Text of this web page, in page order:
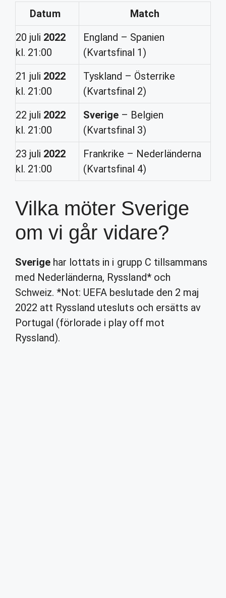
Datum
Match
20 juli 2022
kl. 21:00
England – Spanien
(Kvartsfinal 1)
21 juli 2022
kl. 21:00
Tyskland – Österrike
(Kvartsfinal 2)
22 juli 2022
kl. 21:00
Sverige – Belgien
(Kvartsfinal 3)
23 juli 2022
kl. 21:00
Frankrike – Nederländerna
(Kvartsfinal 4)
Vilka möter Sverige
om vi går vidare?
Sverige har lottats in i grupp C tillsammans
med Nederländerna, Ryssland* och
Schweiz. *Not: UEFA beslutade den 2 maj
2022 att Ryssland utesluts och ersätts av
Portugal (förlorade i play off mot
Ryssland).